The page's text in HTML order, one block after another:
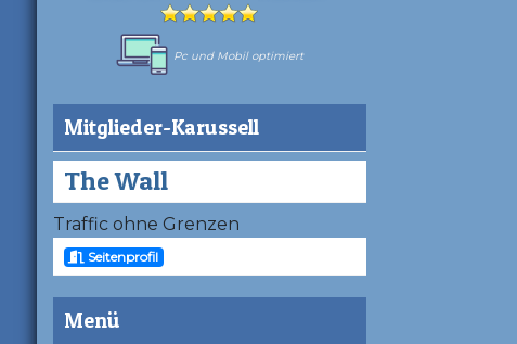
Pc und Mobil optimiert
Mitglieder-Karussell
The Wall
Traffic ohne Grenzen
Seitenprofil
Menü